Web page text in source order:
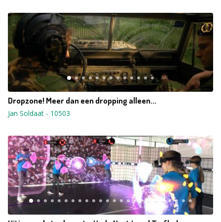
Dropzone! Meer dan een dropping alleen...
Jan Soldaat - 10503